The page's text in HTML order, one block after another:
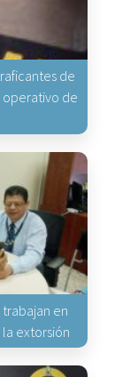
de
operativo de
en
extorsión